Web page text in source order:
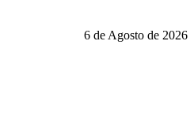
6 de Agosto de 2026